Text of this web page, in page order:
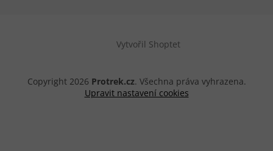
Vytvořil Shoptet
Copyright 2026 Protrek.cz. Všechna práva vyhrazena.
Upravit nastavení cookies